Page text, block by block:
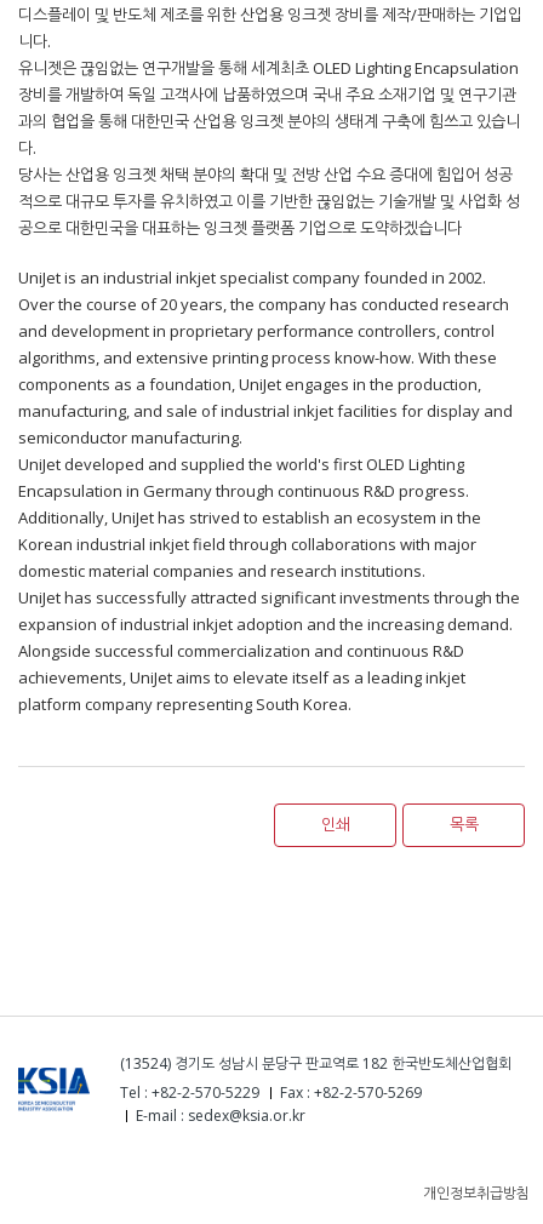
디스플레이 및 반도체 제조를 위한 산업용 잉크젯 장비를 제작/판매하는 기업입
니다.
유니젯은 끊임없는 연구개발을 통해 세계최초 OLED Lighting Encapsulation
장비를 개발하여 독일 고객사에 납품하였으며 국내 주요 소재기업 및 연구기관
과의 협업을 통해 대한민국 산업용 잉크젯 분야의 생태계 구축에 힘쓰고 있습니
다.
당사는 산업용 잉크젯 채택 분야의 확대 및 전방 산업 수요 증대에 힘입어 성공
적으로 대규모 투자를 유치하였고 이를 기반한 끊임없는 기술개발 및 사업화 성
공으로 대한민국을 대표하는 잉크젯 플랫폼 기업으로 도약하겠습니다
UniJet is an industrial inkjet specialist company founded in 2002.
Over the course of 20 years, the company has conducted research
and development in proprietary performance controllers, control
algorithms, and extensive printing process know-how. With these
components as a foundation, UniJet engages in the production,
manufacturing, and sale of industrial inkjet facilities for display and
semiconductor manufacturing.
UniJet developed and supplied the world's first OLED Lighting
Encapsulation in Germany through continuous R&D progress.
Additionally, UniJet has strived to establish an ecosystem in the
Korean industrial inkjet field through collaborations with major
domestic material companies and research institutions.
UniJet has successfully attracted significant investments through the
expansion of industrial inkjet adoption and the increasing demand.
Alongside successful commercialization and continuous R&D
achievements, UniJet aims to elevate itself as a leading inkjet
platform company representing South Korea.
인쇄 목록
(13524) 경기도 성남시 분당구 판교역로 182 한국반도체산업협회
Tel : +82-2-570-5229
Fax : +82-2-570-5269
E-mail : sedex@ksia.or.kr
개인정보취급방침